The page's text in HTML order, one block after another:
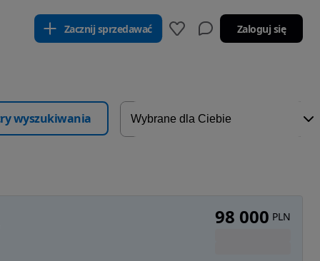
Zacznij sprzedawać Zaloguj się
wyszukiwania
98 000 PLN